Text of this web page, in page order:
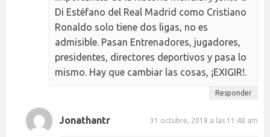
Di Estéfano del Real Madrid como Cristiano
Ronaldo solo tiene dos ligas, no es
admisible. Pasan Entrenadores, jugadores,
presidentes, directores deportivos y pasa lo
mismo. Hay que cambiar las cosas, ¡EXIGIR!.
Responder
Jonathantr 31 octubre, 2018 a las 11:48 am